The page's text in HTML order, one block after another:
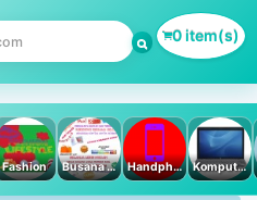
0 item(s)
Fashion Busana Muslim Handphone & Tablet Komputer PC & Laptop